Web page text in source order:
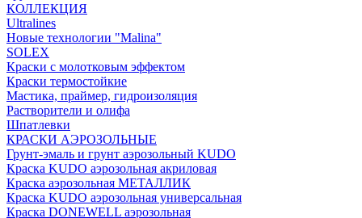
КОЛЛЕКЦИЯ
Ultralines
Новые технологии "Malina"
SOLEX
Краски с молотковым эффектом
Краски термостойкие
Мастика, праймер, гидроизоляция
Растворители и олифа
Шпатлевки
КРАСКИ АЭРОЗОЛЬНЫЕ
Грунт-эмаль и грунт аэрозольный KUDO
Краска KUDO аэрозольная акриловая
Краска аэрозольная МЕТАЛЛИК
Краска KUDO аэрозольная универсальная
Краска DONEWELL аэрозольная